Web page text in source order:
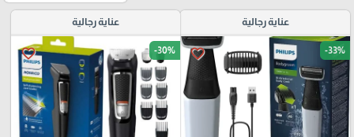
عناية رجالية
favorite_border -33%
عناية رجالية
favorite_border -30%